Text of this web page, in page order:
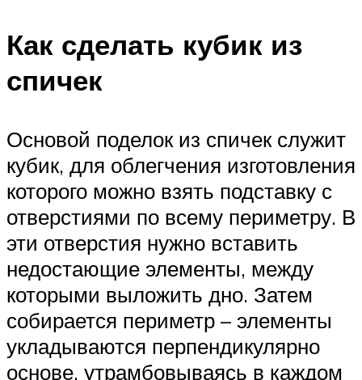
Как сделать кубик из
спичек
Основой поделок из спичек служит
кубик, для облегчения изготовления
которого можно взять подставку с
отверстиями по всему периметру. В
эти отверстия нужно вставить
недостающие элементы, между
которыми выложить дно. Затем
собирается периметр – элементы
укладываются перпендикулярно
основе, утрамбовываясь в каждом